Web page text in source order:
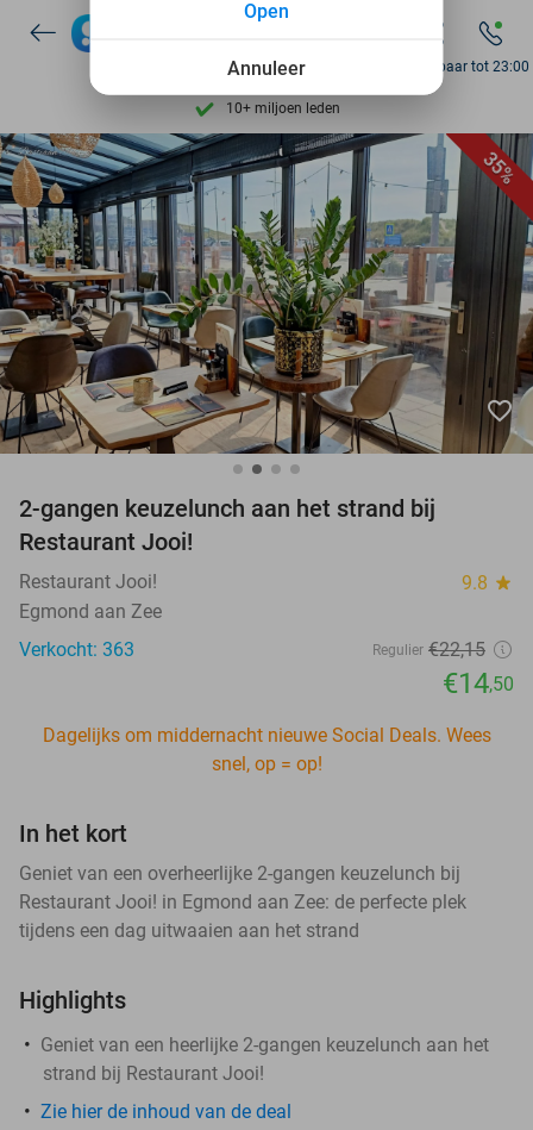
7 dagen per week beschikbaar
10+ miljoen leden
9,4 op basis van
Ontdek 15.000+ deals
7 dagen per week beschikbaar
10+ miljoen leden
Bereikbaar tot 23:00
35%
favorite_border
2-gangen keuzelunch aan het strand bij
Restaurant Jooi!
Restaurant Jooi! 9.8 star
Egmond aan Zee
Verkocht: 363
Regulier €22,15
€14,50
Dagelijks om middernacht nieuwe Social Deals. Wees
snel, op = op!
In het kort
Geniet van een overheerlijke 2-gangen keuzelunch bij
Restaurant Jooi! in Egmond aan Zee: de perfecte plek
tijdens een dag uitwaaien aan het strand
Highlights
Geniet van een heerlijke 2-gangen keuzelunch aan het
strand bij Restaurant Jooi!
Zie hier de inhoud van de deal
Annuleer
Open